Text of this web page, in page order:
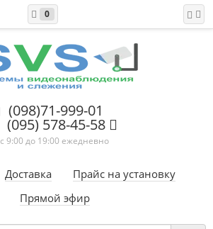
0
(098)71-999-01
(095) 578-45-58
с 9:00 до 19:00 ежедневно
Доставка
Прайс на установку
Прямой эфир